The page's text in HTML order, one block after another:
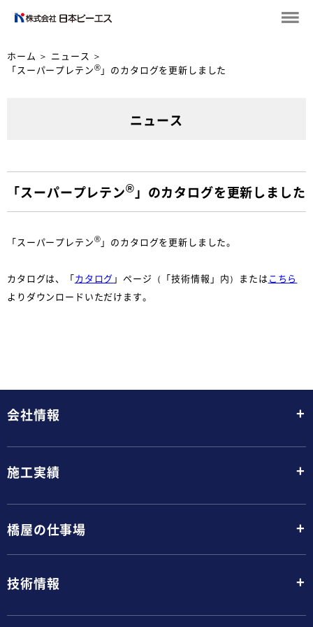
ホーム ＞ ニュース ＞
「スーパープレテン®」のカタログを更新しました
ニュース
「スーパープレテン® 」のカタログを更新しました
「スーパープレテン®」のカタログを更新しました。
カタログは、「カタログ 」ページ（「技術情報」内）またはこちら
よりダウンロードいただけます。
会社情報 +
施工実績 +
橋屋の仕事場 +
技術情報 +